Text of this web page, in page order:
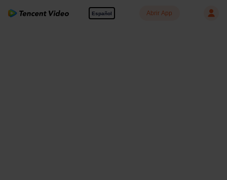
Español Abrir App